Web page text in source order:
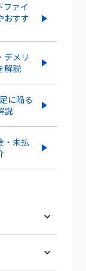
ファイ
おすす
デメリ
解説
に陥る
説
・未払